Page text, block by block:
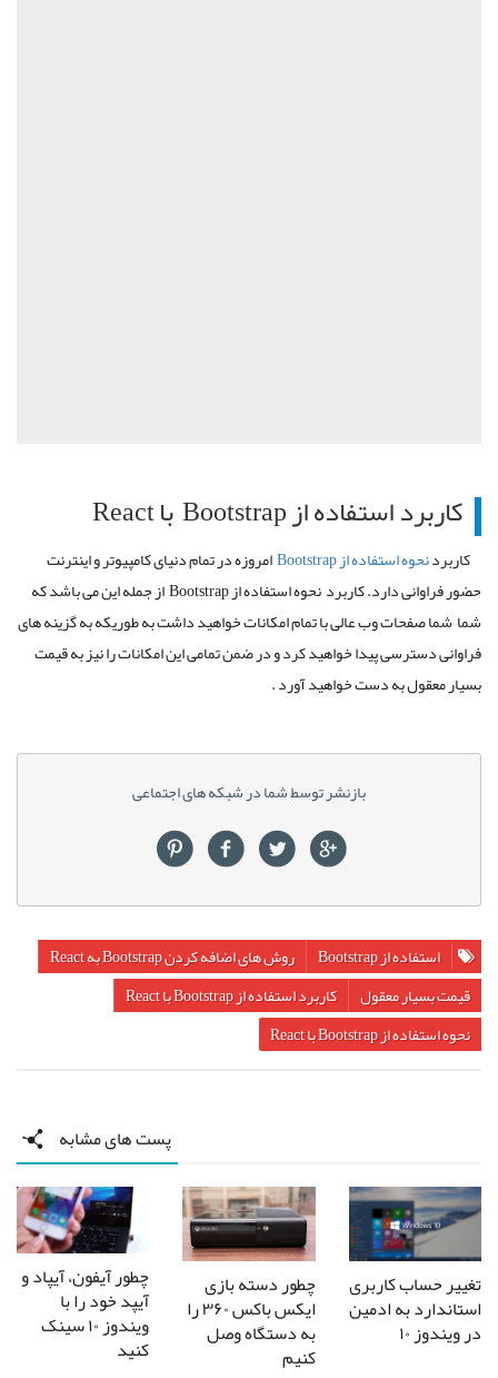
کاربرد استفاده ازBootstrapباReact
کاربردنحوه استفاده ازBootstrapامروزه در تمام دنیای کامپیوتر و اینترنت
حضور فراوانی دارد. کاربرد نحوه استفاده ازBootstrapاز جمله این می باشد که
شما شما صفحات وب عالی با تمام امکانات خواهید داشت به طوریکه به گزینه های
فراوانی دسترسی پیدا خواهید کرد و در ضمن تمامی این امکانات را نیز به قیمت
بسیار معقول به دست خواهید آورد .
بازنشر توسط شما در شبکه های اجتماعی
استفاده از Bootstrap
روش های اضافه کردن Bootstrap به React
قیمت بسیار معقول
کاربرد استفاده از Bootstrap با React
نحوه استفاده از Bootstrap با React
پست های مشابه
تغییر حساب کاربری
استاندارد به ادمین
در ویندوز ۱۰
چطور دسته بازی
ایکس باکس ۳۶۰ را
به دستگاه وصل
کنیم
چطور آیفون، آیپاد و
آیپد خود را با
ویندوز ۱۰ سینک
کنید